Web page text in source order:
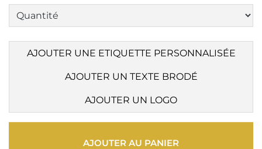
AJOUTER UNE ETIQUETTE PERSONNALISÉE
AJOUTER UN TEXTE BRODÉ
AJOUTER UN LOGO
AJOUTER AU PANIER